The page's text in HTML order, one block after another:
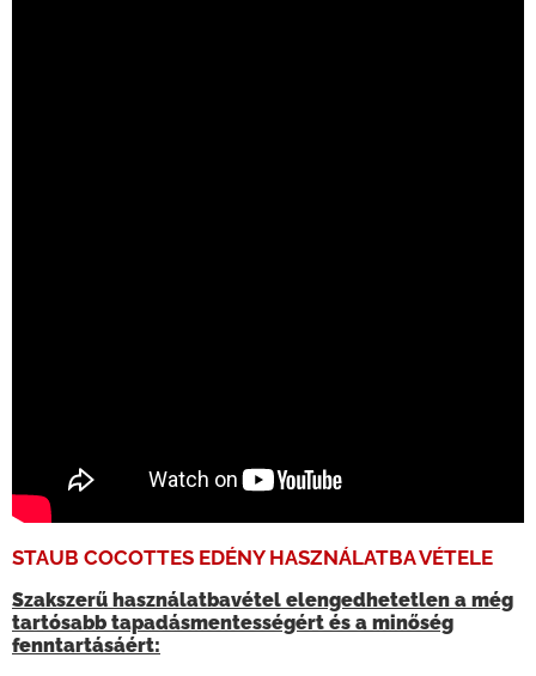
STAUB COCOTTES EDÉNY HASZNÁLATBA VÉTELE
Szakszerű használatbavétel elengedhetetlen a még
tartósabb tapadásmentességért és a minőség
fenntartásáért: